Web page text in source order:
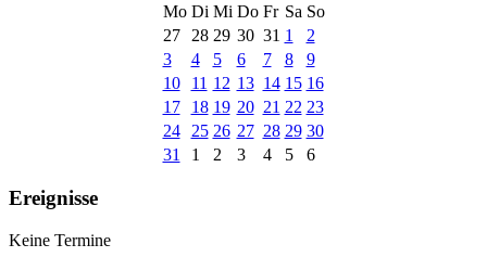
Mo Di Mi Do Fr Sa So
27
28 29 30 31 1
2
3
4 5 6 7 8
9
10
11 12 13 14 15 16
17
18 19 20 21 22 23
24
25 26 27 28 29 30
31
1 2 3 4 5 6
Ereignisse
Keine Termine